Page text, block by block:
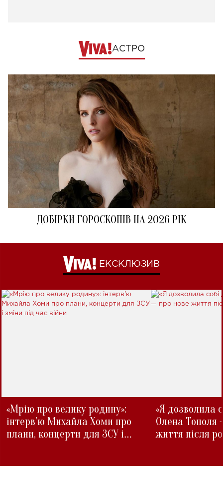
АСТРО
ДОБІРКИ ГОРОСКОПІВ НА 2026 РІК
ЕКСКЛЮЗИВ
«Мрію про велику родину»:
інтерв'ю Михайла Хоми про
плани, концерти для ЗСУ і
«Я дозволила
Олена Тополя
життя після